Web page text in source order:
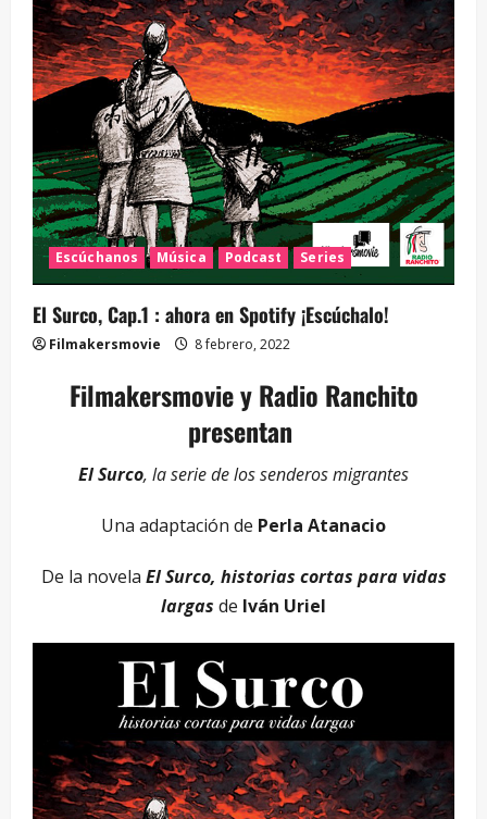
Escúchanos Música Podcast Series
El Surco, Cap.1 : ahora en Spotify ¡Escúchalo!
Filmakersmovie 8 febrero, 2022
Filmakersmovie y Radio Ranchito
presentan
El Surco, la serie de los senderos migrantes
Una adaptación de Perla Atanacio
De la novela El Surco, historias cortas para vidas
largas de Iván Uriel